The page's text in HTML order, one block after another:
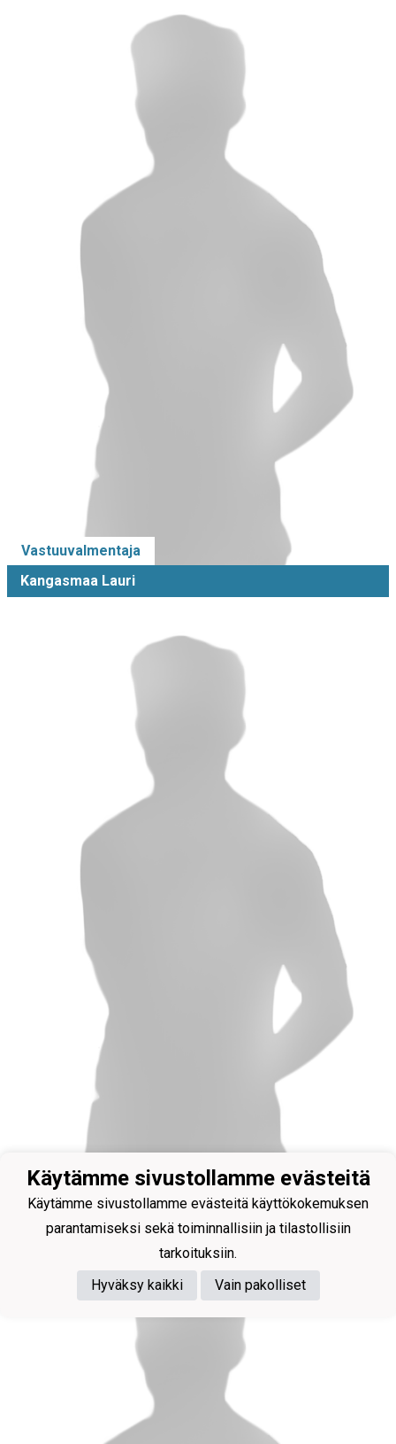
Vastuuvalmentaja
Kangasmaa Lauri
Valmentaja
Tuori Mikael
Käytämme sivustollamme evästeitä
Käytämme sivustollamme evästeitä käyttökokemuksen
parantamiseksi sekä toiminnallisiin ja tilastollisiin
tarkoituksiin.
Hyväksy kaikki
Vain pakolliset